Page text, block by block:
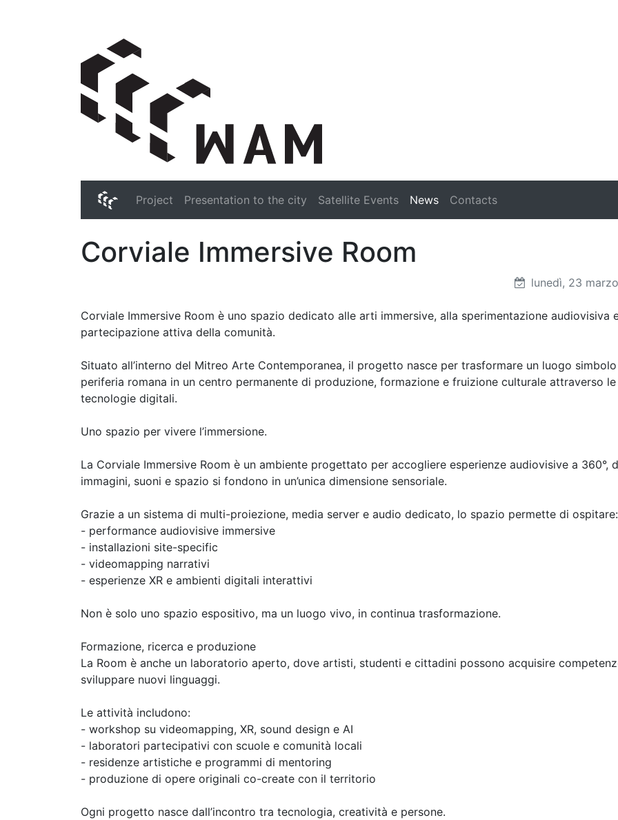
Project Presentation to the city Satellite Events News Contacts
Corviale Immersive Room
lunedì, 23
Corviale Immersive Room è uno spazio dedicato alle arti immersive, alla sperimentazione audiovisiva
partecipazione attiva della comunità.
Situato all’interno del Mitreo Arte Contemporanea, il progetto nasce per trasformare un luogo
periferia romana in un centro permanente di produzione, formazione e fruizione culturale attraverso le
tecnologie digitali.
Uno spazio per vivere l’immersione.
La Corviale Immersive Room è un ambiente progettato per accogliere esperienze audiovisive a 360°,
immagini, suoni e spazio si fondono in un’unica dimensione sensoriale.
Grazie a un sistema di multi-proiezione, media server e audio dedicato, lo spazio permette di ospitare:
- performance audiovisive immersive
- installazioni site-specific
- videomapping narrativi
- esperienze XR e ambienti digitali interattivi
Non è solo uno spazio espositivo, ma un luogo vivo, in continua trasformazione.
Formazione, ricerca e produzione
La Room è anche un laboratorio aperto, dove artisti, studenti e cittadini possono acquisire
sviluppare nuovi linguaggi.
Le attività includono:
- workshop su videomapping, XR, sound design e AI
- laboratori partecipativi con scuole e comunità locali
- residenze artistiche e programmi di mentoring
- produzione di opere originali co-create con il territorio
Ogni progetto nasce dall’incontro tra tecnologia, creatività e persone.